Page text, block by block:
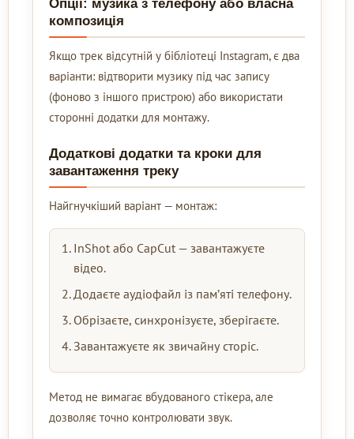
Опції: музика з телефону або власна
композиція
Якщо трек відсутній у бібліотеці Instagram, є два
варіанти: відтворити музику під час запису
(фоново з іншого пристрою) або використати
сторонні додатки для монтажу.
Додаткові додатки та кроки для
завантаження треку
Найгнучкіший варіант — монтаж:
InShot або CapCut — завантажуєте
відео.
Додаєте аудіофайл із пам’яті телефону.
Обрізаєте, синхронізуєте, зберігаєте.
Завантажуєте як звичайну сторіс.
Метод не вимагає вбудованого стікера, але
дозволяє точно контролювати звук.